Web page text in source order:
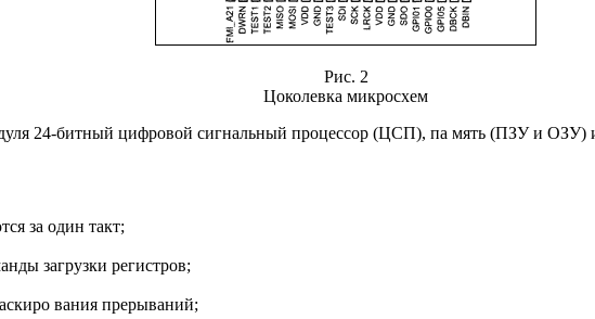
Рис. 2
Цоколевка микросхем
24-битный цифровой сигнальный процессор (ЦСП), па мять (ПЗУ и ОЗУ)
за один такт;
загрузки регистров;
вания прерываний;